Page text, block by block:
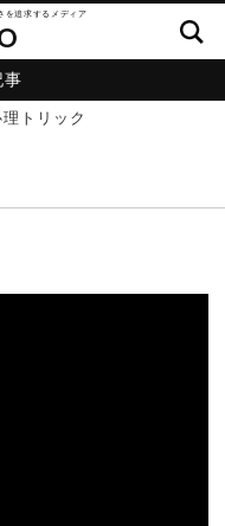
を追求するメディア
事
トリック